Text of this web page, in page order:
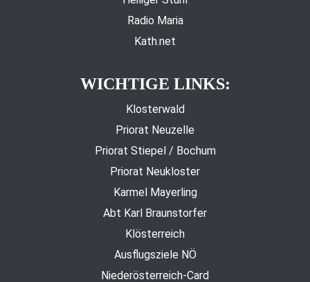
Radio Maria
Kath.net
WICHTIGE LINKS:
Klosterwald
Priorat Neuzelle
Priorat Stiepel / Bochum
Priorat Neukloster
Karmel Mayerling
Abt Karl Braunstorfer
Klösterreich
Ausflugsziele NÖ
Niederösterreich-Card